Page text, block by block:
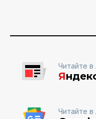
Читайте в
Я
Читайте в